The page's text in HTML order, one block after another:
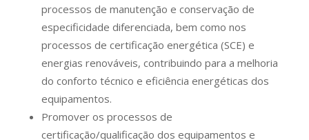
processos de manutenção e conservação de
especificidade diferenciada, bem como nos
processos de certificação energética (SCE) e
energias renováveis, contribuindo para a melhoria
do conforto técnico e eficiência energéticas dos
equipamentos.
Promover os processos de
certificação/qualificação dos equipamentos e